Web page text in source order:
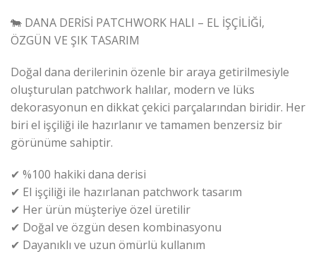
🐄 DANA DERİSİ PATCHWORK HALI – EL İŞÇİLİĞİ,
ÖZGÜN VE ŞIK TASARIM
Doğal dana derilerinin özenle bir araya getirilmesiyle
oluşturulan patchwork halılar, modern ve lüks
dekorasyonun en dikkat çekici parçalarından biridir. Her
biri el işçiliği ile hazırlanır ve tamamen benzersiz bir
görünüme sahiptir.
✔ %100 hakiki dana derisi
✔ El işçiliği ile hazırlanan patchwork tasarım
✔ Her ürün müşteriye özel üretilir
✔ Doğal ve özgün desen kombinasyonu
✔ Dayanıklı ve uzun ömürlü kullanım